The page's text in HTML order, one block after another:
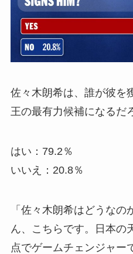
佐々木朗希は、誰が彼を
王の最有力候補になるだ
はい：79.2％
いいえ：20.8％
「佐々木朗希はどうなの
ん、こちらです。日本の
点でゲームチェンジャー